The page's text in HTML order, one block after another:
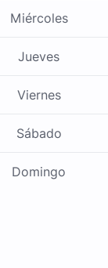
Miércoles
Jueves
Viernes
Sábado
Domingo